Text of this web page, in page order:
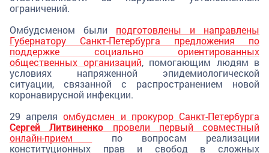
ограничений.
Омбудсменом были подготовлены и направлены
Губернатору Санкт-Петербурга предложения по
поддержке социально ориентированных
общественных организаций, помогающим людям в
условиях напряженной эпидемиологической
ситуации, связанной с распространением новой
коронавирусной инфекции.
29 апреляомбудсмен и прокурор Санкт-Петербурга
Сергей Литвиненко провели первый совместный
онлайн-прием
по вопросам реализации
конституционных прав и свобод в сложных